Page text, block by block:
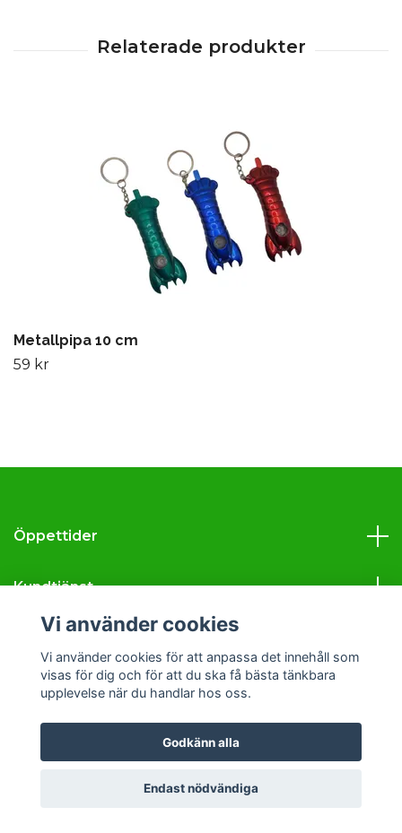
Metallpipa 10 cm
59 kr
Öppettider
Kundtjänst
Läs mer
Sociala medier
© 2026 Svava Tobak
Vi använder cookies
Vi använder cookies för att anpassa det innehåll som
visas för dig och för att du ska få bästa tänkbara
upplevelse när du handlar hos oss.
Godkänn alla
Endast nödvändiga